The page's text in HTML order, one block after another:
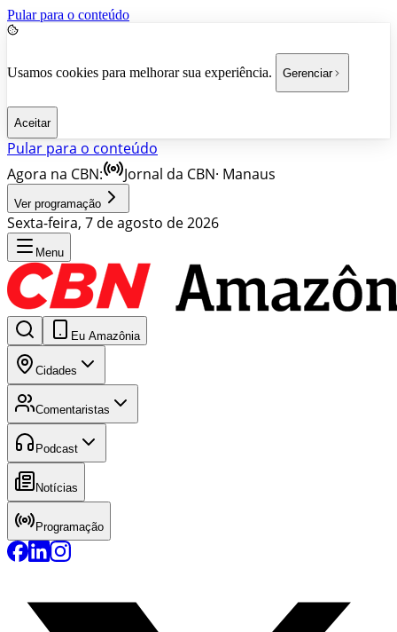
Pular para o conteúdo
Usamos cookies para melhorar sua experiência. Gerenciar
Aceitar
Pular para o conteúdo
Agora na CBN:
Jornal da CBN· Manaus
Ver programação
Sexta-feira, 7 de agosto de 2026
Menu
Eu Amazônia
Cidades
Comentaristas
Podcast
Notícias
Programação